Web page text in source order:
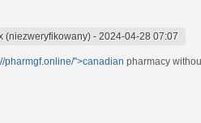
(niezweryfikowany) - 2024-04-28 07:07
pharmgf.online/">canadian pharmacy